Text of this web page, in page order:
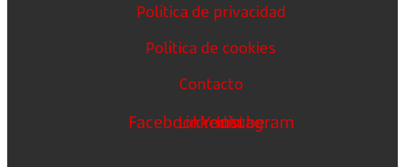
Política de privacidad
Política de cookies
Contacto
FacebookLinkedin
Youtube
Instagram